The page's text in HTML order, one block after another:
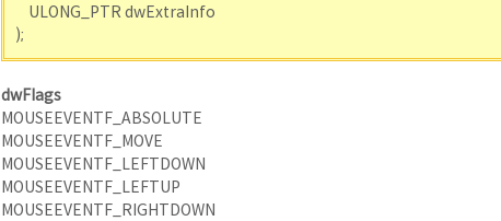
ULONG_PTR dwExtraInfo
);
dwFlags
MOUSEEVENTF_ABSOLUTE
MOUSEEVENTF_MOVE
MOUSEEVENTF_LEFTDOWN
MOUSEEVENTF_LEFTUP
MOUSEEVENTF_RIGHTDOWN